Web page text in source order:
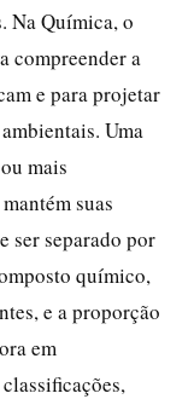
Na Química, o
compreender a
e para projetar
Uma
mais
suas
ser separado por
químico,
e a proporção
em